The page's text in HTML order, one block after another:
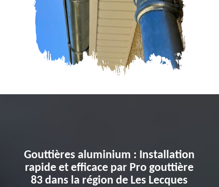
Gouttières aluminium : Installation
rapide et efficace par Pro gouttière
83 dans la région de Les Lecques